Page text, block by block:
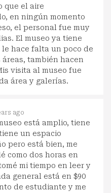
que el aire
en ningún momento
el personal fue muy
El museo ya tiene
hace falta un poco de
también hacen
visita al museo fue
área y galerías.
ago
está amplio, tiene
un espacio
pero está bien, me
como dos horas en
mi tiempo en leer y
general está en $90
de estudiante y me